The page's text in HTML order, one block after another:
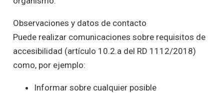
Observaciones y datos de contacto
Puede realizar comunicaciones sobre requisitos de
accesibilidad (artículo 10.2.a del RD 1112/2018)
como, por ejemplo:
Informar sobre cualquier posible